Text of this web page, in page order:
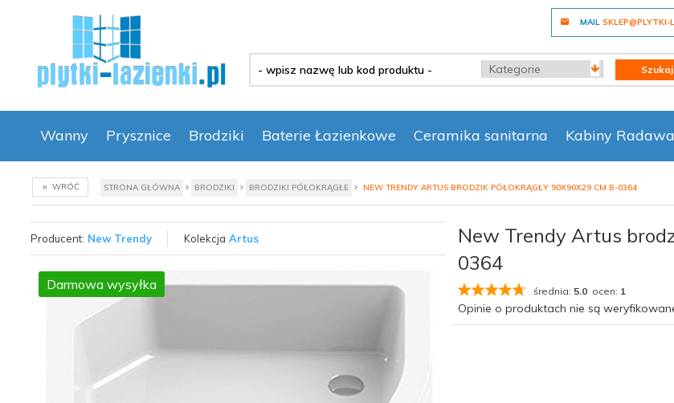
MAIL SKLEP@PLYTKI-
wpisz
lub
kod
produktu
-
categories_searcher Szukaj
Wanny Prysznice Brodziki Baterie Łazienkowe Ceramika sanitarna Kabiny
WRÓĆ STRONA GŁÓWNA BRODZIKI BRODZIKI PÓŁOKRĄGŁE NEW TRENDY ARTUS BRODZIK PÓŁOKRĄGŁY 90X90X29 CM B-0364
Producent: New Trendy Kolekcja Artus
Darmowa wysyłka
New Trendy Artus
0364
średnia: 5.0 ocen: 1
Opinie o produktach nie są